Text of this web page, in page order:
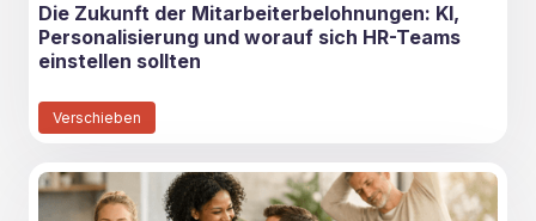
Die Zukunft der Mitarbeiterbelohnungen: KI,
Personalisierung und worauf sich HR-Teams
einstellen sollten
Verschieben